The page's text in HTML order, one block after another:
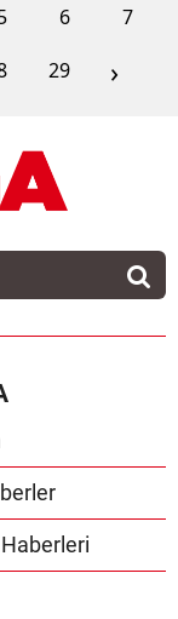
6
7
29 ›